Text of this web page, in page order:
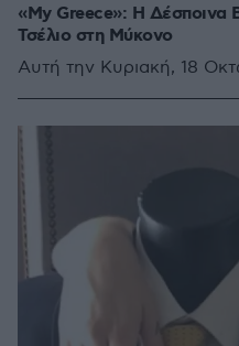
«My Greece»: Η Δέσποινα
Τσέλιο στη Μύκονο
Αυτή την Κυριακή, 18